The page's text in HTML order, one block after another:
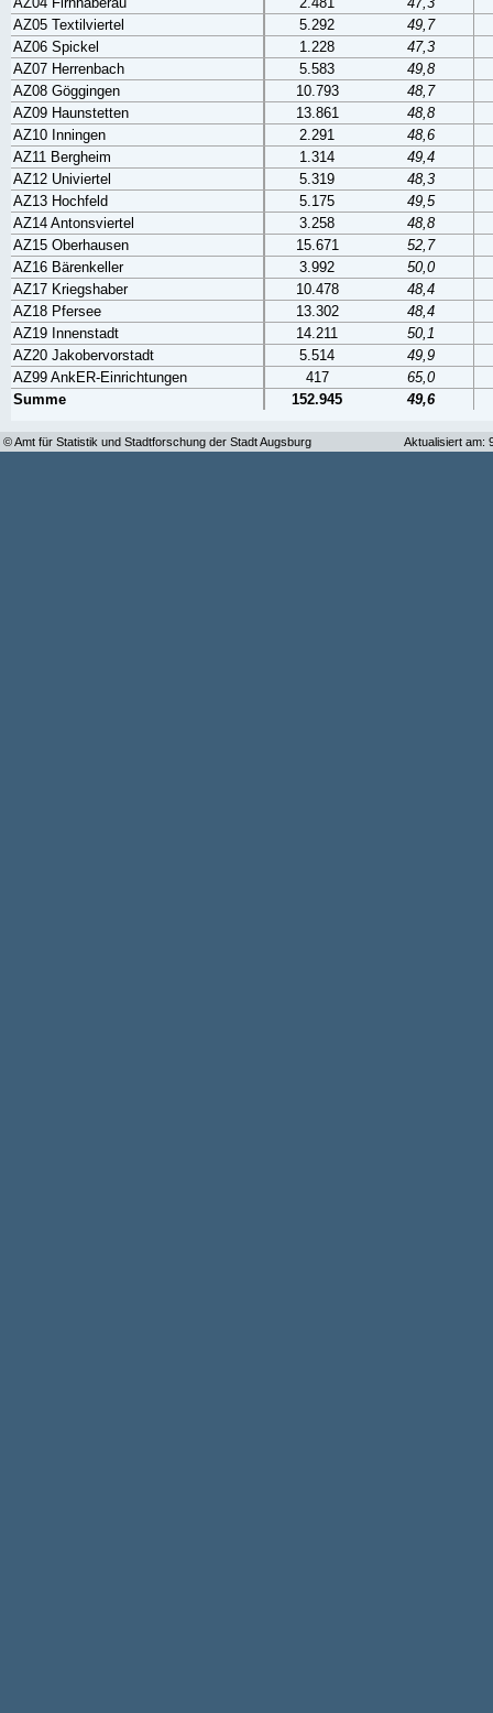
AZ05 Textilviertel
5.292
49,7
AZ06 Spickel
1.228
47,3
AZ07 Herrenbach
5.583
49,8
AZ08 Göggingen
10.793
48,7
AZ09 Haunstetten
13.861
48,8
AZ10 Inningen
2.291
48,6
AZ11 Bergheim
1.314
49,4
AZ12 Univiertel
5.319
48,3
AZ13 Hochfeld
5.175
49,5
AZ14 Antonsviertel
3.258
48,8
AZ15 Oberhausen
15.671
52,7
AZ16 Bärenkeller
3.992
50,0
AZ17 Kriegshaber
10.478
48,4
AZ18 Pfersee
13.302
48,4
AZ19 Innenstadt
14.211
50,1
AZ20 Jakobervorstadt
5.514
49,9
AZ99 AnkER-Einrichtungen
417
65,0
Summe
152.945 49,6
© Amt für Statistik und Stadtforschung der Stadt Augsburg Aktualisiert am: